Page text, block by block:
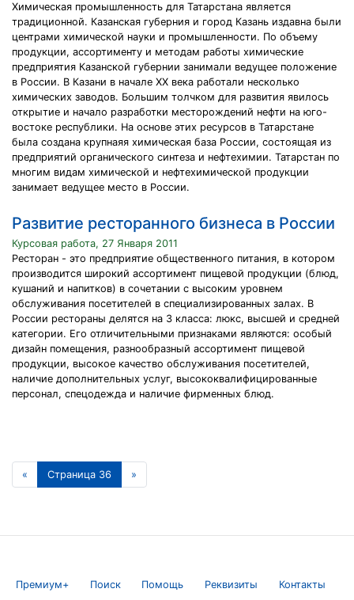
Химическая промышленность для Татарстана является
традиционной. Казанская губерния и город Казань издавна были
центрами химической науки и промышленности. По объему
продукции, ассортименту и методам работы химические
предприятия Казанской губернии занимали ведущее положение
в России. В Казани в начале XX века работали несколько
химических заводов. Большим толчком для развития явилось
открытие и начало разработки месторождений нефти на юго-
востоке республики. На основе этих ресурсов в Татарстане
была создана крупнаяя химическая база России, состоящая из
предприятий органического синтеза и нефтехимии. Татарстан по
многим видам химической и нефтехимической продукции
занимает ведущее место в России.
Развитие ресторанного бизнеса в России
Курсовая работа, 27 Января 2011
Ресторан - это предприятие общественного питания, в котором
производится широкий ассортимент пищевой продукции (блюд,
кушаний и напитков) в сочетании с высоким уровнем
обслуживания посетителей в специализированных залах. В
России рестораны делятся на 3 класса: люкс, высшей и средней
категории. Его отличительными признаками являются: особый
дизайн помещения, разнообразный ассортимент пищевой
продукции, высокое качество обслуживания посетителей,
наличие дополнительных услуг, высококвалифицированные
персонал, спецодежда и наличие фирменных блюд.
« Страница 36 »
Премиум+ Поиск Помощь Реквизиты Контакты